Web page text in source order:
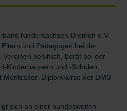
Niedersachsen-Bremen e.V.
und Pädagogen bei der
Vereinen behilflich, berät bei der
Kinderhäusern und -Schulen,
Montessori-Diplomkurse der DMG
sich an einer bundesweiten